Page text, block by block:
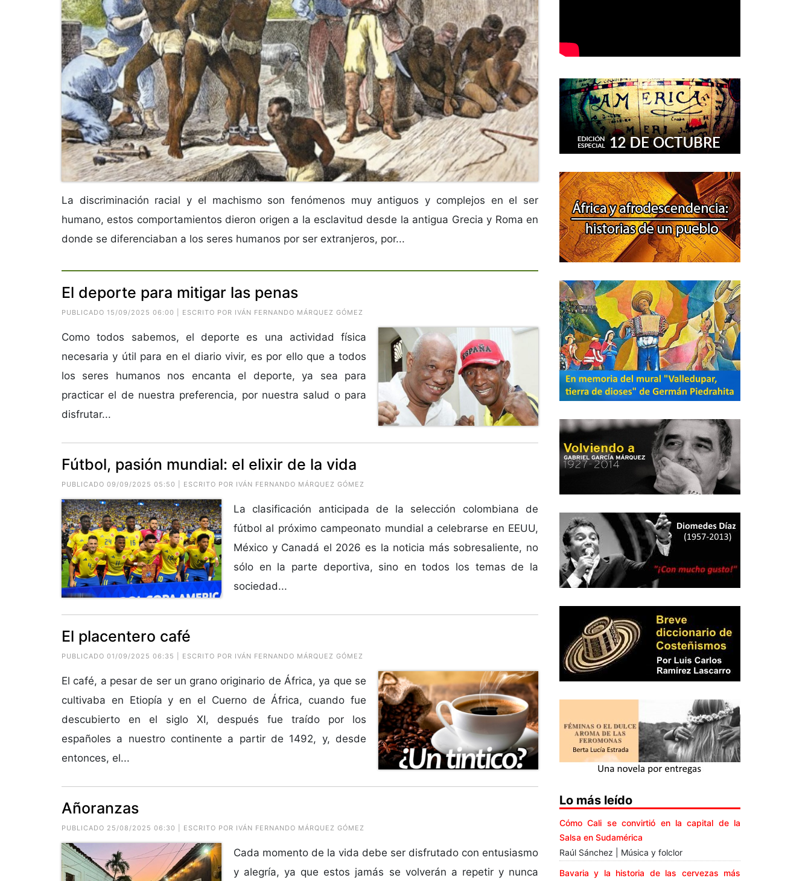
La discriminación racial y el machismo son fenómenos muy antiguos y complejos en el ser
humano, estos comportamientos dieron origen a la esclavitud desde la antigua Grecia y Roma en
donde se diferenciaban a los seres humanos por ser extranjeros, por...
El deporte para mitigar las penas
PUBLICADO 15/09/2025 06:00 | ESCRITO POR IVÁN FERNANDO MÁRQUEZ GÓMEZ
Como todos sabemos, el deporte es una actividad física
necesaria y útil para en el diario vivir, es por ello que a todos
los seres humanos nos encanta el deporte, ya sea para
practicar el de nuestra preferencia, por nuestra salud o para
disfrutar...
Fútbol, pasión mundial: el elixir de la vida
PUBLICADO 09/09/2025 05:50 | ESCRITO POR IVÁN FERNANDO MÁRQUEZ GÓMEZ
La clasificación anticipada de la selección colombiana de
fútbol al próximo campeonato mundial a celebrarse en EEUU,
México y Canadá el 2026 es la noticia más sobresaliente, no
sólo en la parte deportiva, sino en todos los temas de la
sociedad...
El placentero café
PUBLICADO 01/09/2025 06:35 | ESCRITO POR IVÁN FERNANDO MÁRQUEZ GÓMEZ
El café, a pesar de ser un grano originario de África, ya que se
cultivaba en Etiopía y en el Cuerno de África, cuando fue
descubierto en el siglo XI, después fue traído por los
españoles a nuestro continente a partir de 1492, y, desde
entonces, el...
Añoranzas
PUBLICADO 25/08/2025 06:30 | ESCRITO POR IVÁN FERNANDO MÁRQUEZ GÓMEZ
Cada momento de la vida debe ser disfrutado con entusiasmo
y alegría, ya que estos jamás se volverán a repetir y nunca
Lo más leído
Cómo Cali se convirtió en la capital de la
Salsa en Sudamérica
Raúl Sánchez | Música y folclor
Bavaria y la historia de las cervezas más